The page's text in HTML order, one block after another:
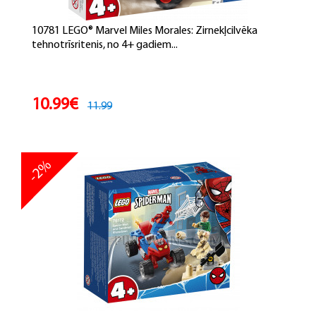
10781 LEGO® Marvel Miles Morales: Zirnekļcilvēka
tehnotrīsritenis, no 4+ gadiem...
10.99€ 11.99
-2%